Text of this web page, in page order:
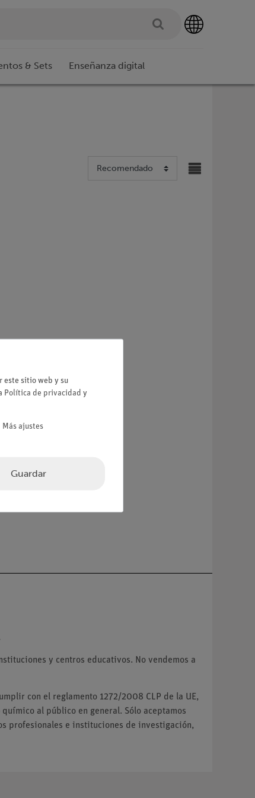
& Sets Enseñanza digital
y centros educativos. No vendemos a
con el reglamento 1272/2008 CLP de la UE,
al público en general. Sólo aceptamos
profesionales e instituciones de investigación,
este sitio web y su
Política de privacidad y
Más ajustes
Guardar